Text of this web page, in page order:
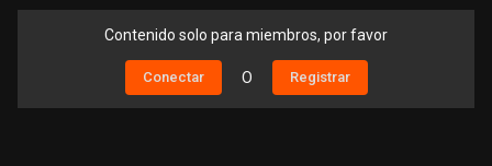
Contenido solo para miembros, por favor
Conectar O Registrar